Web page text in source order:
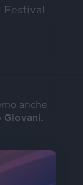
anche
Giovani